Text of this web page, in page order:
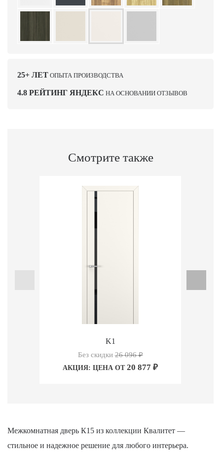
25+ ЛЕТ ОПЫТА ПРОИЗВОДСТВА
4.8 РЕЙТИНГ ЯНДЕКС НА ОСНОВАНИИ ОТЗЫВОВ
Смотрите также
K1
Без скидки26 096₽
АКЦИЯ: ЦЕНА ОТ20 877 ₽
Межкомнатная дверь К15 из коллекции Квалитет —
стильное и надежное решение для любого интерьера.